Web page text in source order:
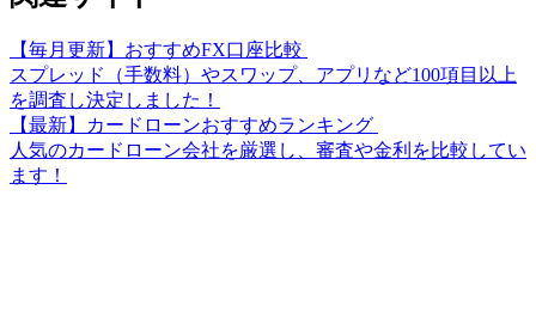
【毎月更新】おすすめFX口座比較
スプレッド（手数料）やスワップ、アプリなど100項目以上
を調査し決定しました！
【最新】カードローンおすすめランキング
人気のカードローン会社を厳選し、審査や金利を比較してい
ます！